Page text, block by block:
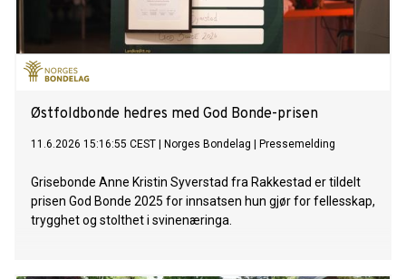
Østfoldbonde hedres med God Bonde-prisen
11.6.2026 15:16:55 CEST Norges Bondelag Pressemelding
Grisebonde Anne Kristin Syverstad fra Rakkestad er tildelt
prisen God Bonde 2025 for innsatsen hun gjør for fellesskap,
trygghet og stolthet i svinenæringa.